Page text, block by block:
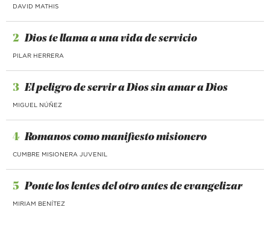
DAVID MATHIS
2 Dios te llama a una vida de servicio
PILAR HERRERA
3 El peligro de servir a Dios sin amar a Dios
MIGUEL NÚÑEZ
4 Romanos como manifiesto misionero
CUMBRE MISIONERA JUVENIL
5 Ponte los lentes del otro antes de evangelizar
MIRIAM BENÍTEZ